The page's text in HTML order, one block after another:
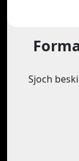
Sjoch